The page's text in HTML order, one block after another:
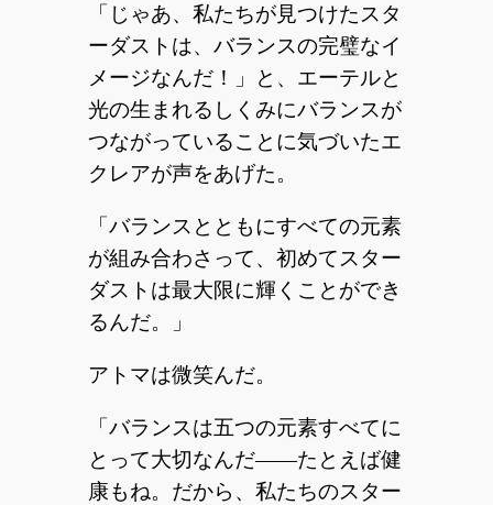
「じゃあ、私たちが見つけたスタ
ーダストは、バランスの完璧なイ
メージなんだ！」と、エーテルと
光の生まれるしくみにバランスが
つながっていることに気づいたエ
クレアが声をあげた。
「バランスとともにすべての元素
が組み合わさって、初めてスター
ダストは最大限に輝くことができ
るんだ。」
アトマは微笑んだ。
「バランスは五つの元素すべてに
とって大切なんだ――たとえば健
康もね。だから、私たちのスター